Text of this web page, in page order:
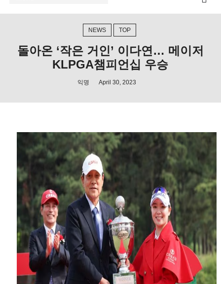
NEWS TOP
돌아온 ‘작은 거인’ 이다연… 메이저
KLPGA챔피언십 우승
익명 April 30, 2023